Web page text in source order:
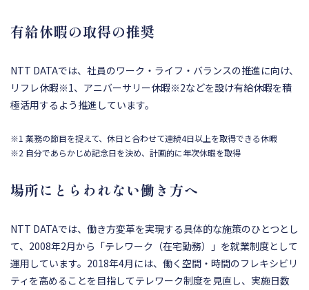
有給休暇の取得の推奨
NTT DATAでは、社員のワーク・ライフ・バランスの推進に向け、
リフレ休暇※1、アニバーサリー休暇※2などを設け有給休暇を積
極活用するよう推進しています。
※1 業務の節目を捉えて、休日と合わせて連続4日以上を取得できる休暇
※2 自分であらかじめ記念日を決め、計画的に年次休暇を取得
場所にとらわれない働き方へ
NTT DATAでは、働き方変革を実現する具体的な施策のひとつとし
て、2008年2月から「テレワーク（在宅勤務）」を就業制度として
運用しています。2018年4月には、働く空間・時間のフレキシビリ
ティを高めることを目指してテレワーク制度を見直し、実施日数